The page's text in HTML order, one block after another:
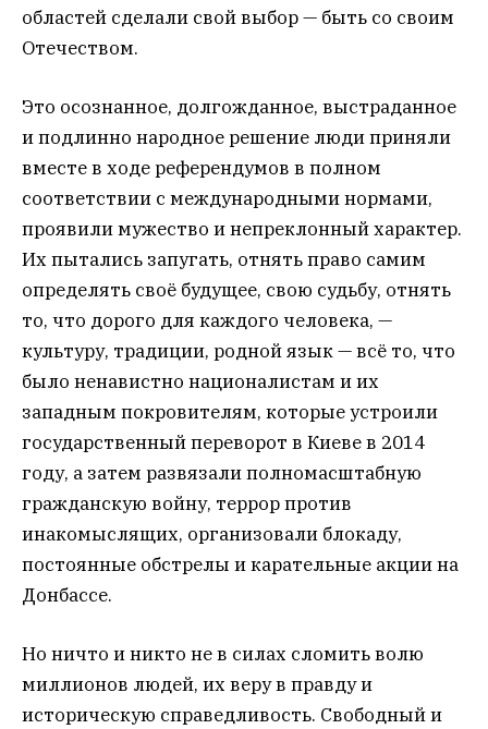
областей сделали свой выбор — быть со своим
Отечеством.
Это осознанное, долгожданное, выстраданное
и подлинно народное решение люди приняли
вместе в ходе референдумов в полном
соответствии с международными нормами,
проявили мужество и непреклонный характер.
Их пытались запугать, отнять право самим
определять своё будущее, свою судьбу, отнять
то, что дорого для каждого человека, —
культуру, традиции, родной язык — всё то, что
было ненавистно националистам и их
западным покровителям, которые устроили
государственный переворот в Киеве в 2014
году, а затем развязали полномасштабную
гражданскую войну, террор против
инакомыслящих, организовали блокаду,
постоянные обстрелы и карательные акции на
Донбассе.
Но ничто и никто не в силах сломить волю
миллионов людей, их веру в правду и
историческую справедливость. Свободный и